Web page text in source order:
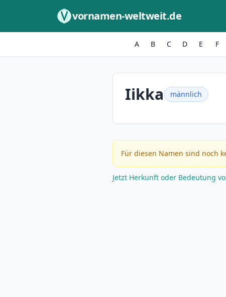
vornamen-weltweit.de
A B C D E F
Iikka männlich
Für diesen Namen sind noch
Jetzt Herkunft oder Bedeutung